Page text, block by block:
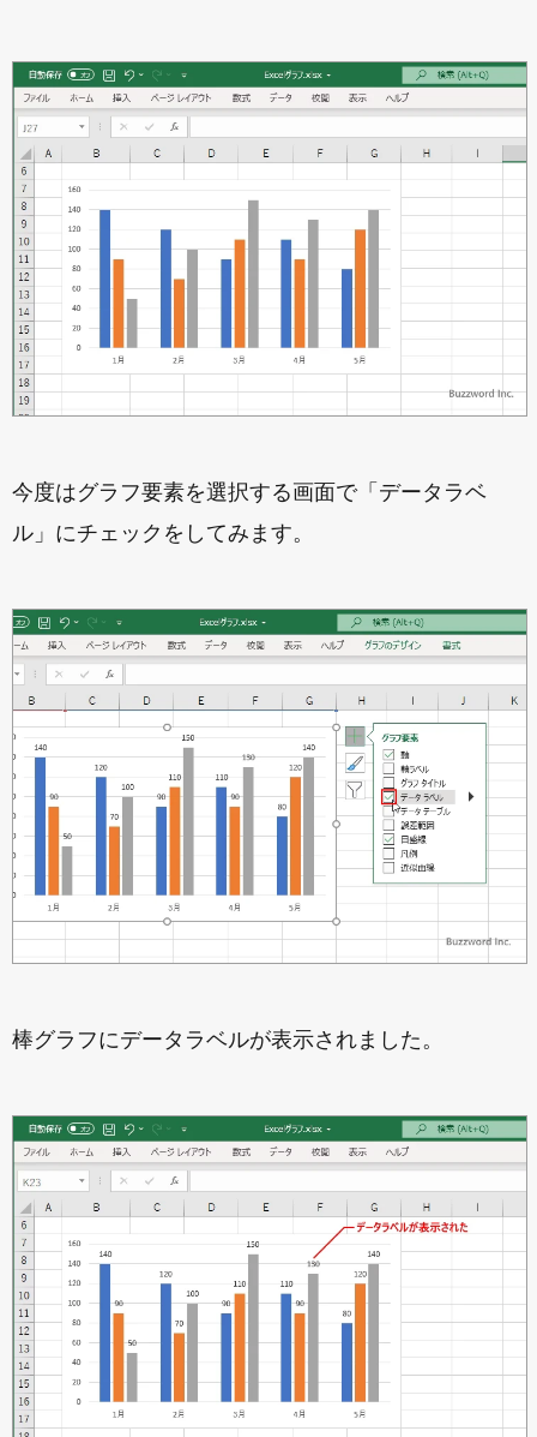
今度はグラフ要素を選択する画面で「データラベ
ル」にチェックをしてみます。
棒グラフにデータラベルが表示されました。